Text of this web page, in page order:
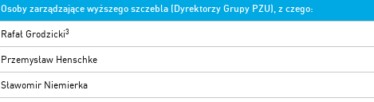
Osoby zarządzające wyższego szczebla (Dyrektorzy Grupy PZU), z czego:
Rafał Grodzicki3
Przemysław Henschke
Sławomir Niemierka